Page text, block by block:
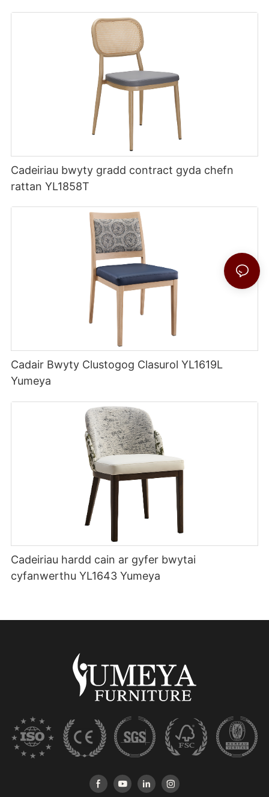
Cadeiriau bwyty gradd contract gyda chefn
rattan YL1858T
Cadair Bwyty Clustogog Clasurol YL1619L
Yumeya
Cadeiriau hardd cain ar gyfer bwytai
cyfanwerthu YL1643 Yumeya